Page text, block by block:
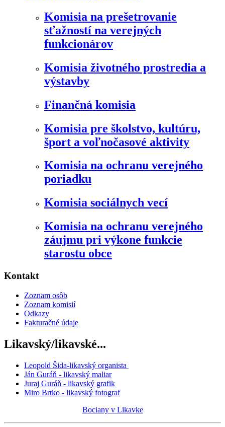
Komisia na prešetrovanie
sťažností na verejných
funkcionárov
Komisia životného prostredia a
výstavby
Finančná komisia
Komisia pre školstvo, kultúru,
šport a voľnočasové aktivity
Komisia na ochranu verejného
poriadku
Komisia sociálnych vecí
Komisia na ochranu verejného
záujmu pri výkone funkcie
starostu obce
Kontakt
Zoznam osôb
Zoznam komisií
Odkazy
Fakturačné údaje
Likavský/likavské...
Leopold Šida-likavský organista
Ján Guráň - likavský maliar
Juraj Guráň - likavský grafik
Miro Brtko - likavský fotograf
Bociany v Likavke